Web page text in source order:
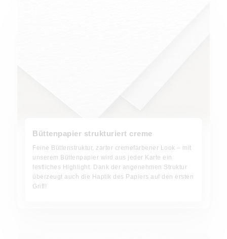
Büttenpapier strukturiert creme
Feine Büttenstruktur, zarter cremefarbener Look – mit
unserem Büttenpapier wird aus jeder Karte ein
festliches Highlight. Dank der angenehmen Struktur
überzeugt auch die Haptik des Papiers auf den ersten
Griff!